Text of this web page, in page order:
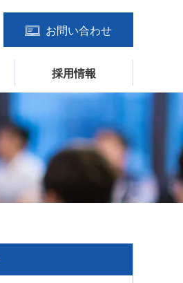
お問い合わせ
採用情報